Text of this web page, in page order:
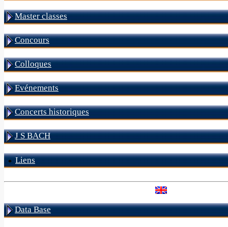
Master classes
Concours
Colloques
Evénements
Concerts historiques
J S BACH
Liens
Data Base